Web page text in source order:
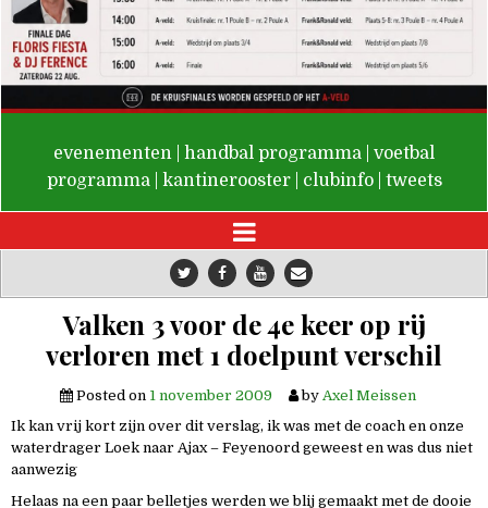
De Valken
evenementen handbal programma
voetbal
programma
kantinerooster clubinfo tweets
Valken 3 voor de 4e keer op rij
verloren met 1 doelpunt verschil
Posted on 1 november 2009 by Axel Meissen
Ik kan vrij kort zijn over dit verslag, ik was met de coach en onze
waterdrager Loek naar Ajax – Feyenoord geweest en was dus niet
aanwezig
Helaas na een paar belletjes werden we blij gemaakt met de dooie